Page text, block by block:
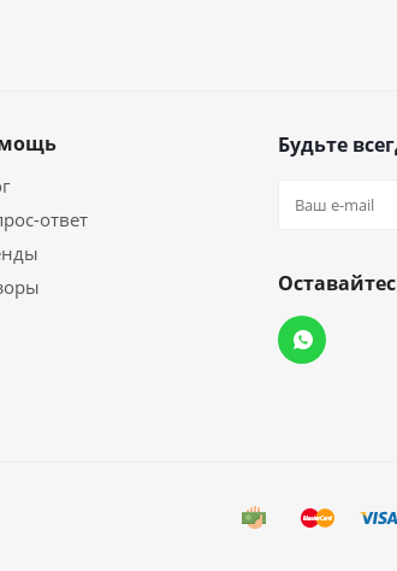
ответ
Будьте